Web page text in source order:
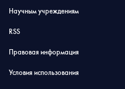
Научным учреждениям
RSS
Правовая информация
Условия использования